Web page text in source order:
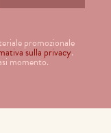
promozionale
sulla privacy.
momento.